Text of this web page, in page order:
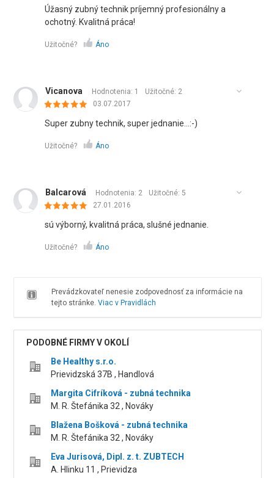
Úžasný zubný technik príjemný profesionálny a
ochotný. Kvalitná práca!
Užitočné? Áno
Vicanova Hodnotenia: 1 Užitočné: 2
03.07.2017
Super zubny technik, super jednanie...:-)
Užitočné? Áno
Balcarová Hodnotenia: 2 Užitočné: 5
27.01.2016
sú výborný, kvalitná práca, slušné jednanie.
Užitočné? Áno
Prevádzkovateľ nenesie zodpovednosť za informácie na
tejto stránke. Viac v Pravidlách
PODOBNÉ FIRMY V OKOLÍ
Be Healthy s.r.o.
Prievidzská 37B , Handlová
Margita Cifríková - zubná technika
M. R. Štefánika 32 , Nováky
Blažena Bošková - zubná technika
M. R. Štefánika 32 , Nováky
Eva Jurisová, Dipl. z. t. ZUBTECH
A. Hlinku 11 , Prievidza